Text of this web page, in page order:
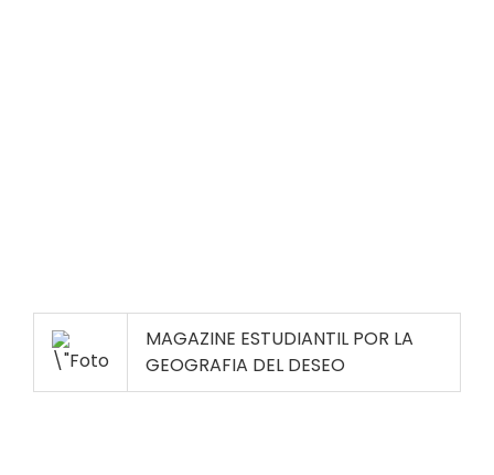
MAGAZINE ESTUDIANTIL POR LA
GEOGRAFIA DEL DESEO